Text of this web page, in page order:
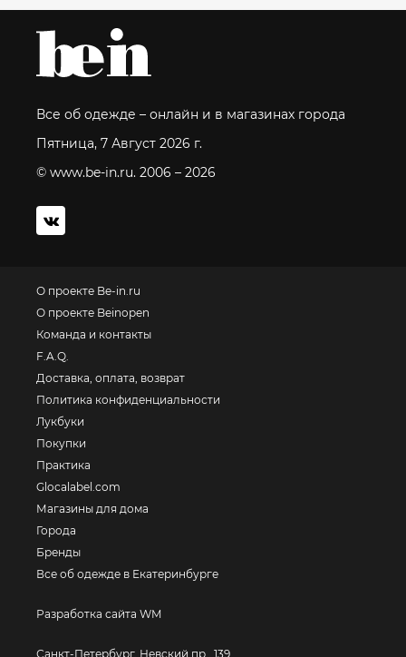
Все об одежде – онлайн и в магазинах города
Пятница, 7 Август 2026 г.
© www.be-in.ru. 2006 – 2026
О проекте Be-in.ru
О проекте Beinopen
Команда и контакты
F.A.Q.
Доставка, оплата, возврат
Политика конфиденциальности
Лукбуки
Покупки
Практика
Glocalabel.com
Магазины для дома
Города
Бренды
Все об одежде в Екатеринбурге
Разработка сайта WM
Санкт-Петербург, Невский пр., 139